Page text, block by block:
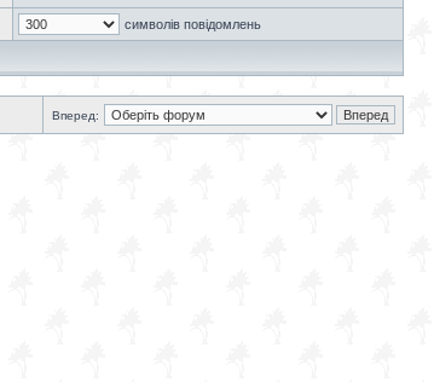
символів повідомлень
Вперед: